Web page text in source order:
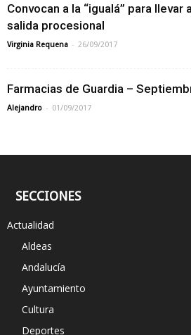
Convocan a la “igualá” para llevar
salida procesional
Virginia Requena - 26/09/2017
Farmacias de Guardia –
Alejandro - 01/09/2017
SECCIONES
Actualidad
Aldeas
Andalucía
Ayuntamiento
Cultura
Deportes